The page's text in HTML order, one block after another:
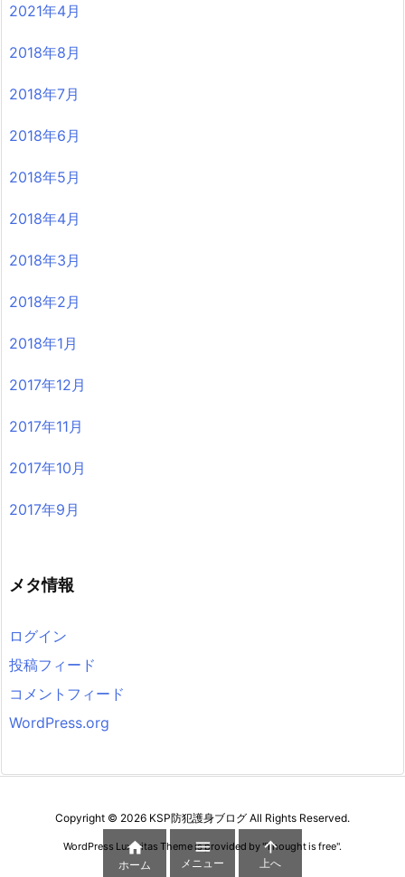
2021年4月
2018年8月
2018年7月
2018年6月
2018年5月
2018年4月
2018年3月
2018年2月
2018年1月
2017年12月
2017年11月
2017年10月
2017年9月
メタ情報
ログイン
投稿フィード
コメントフィード
WordPress.org
Copyright © 2026 KSP防犯護身ブログ All Rights Reserved.
WordPress Luxeritas Theme is provided by "Thought is free".

ホーム

メニュー

上へ